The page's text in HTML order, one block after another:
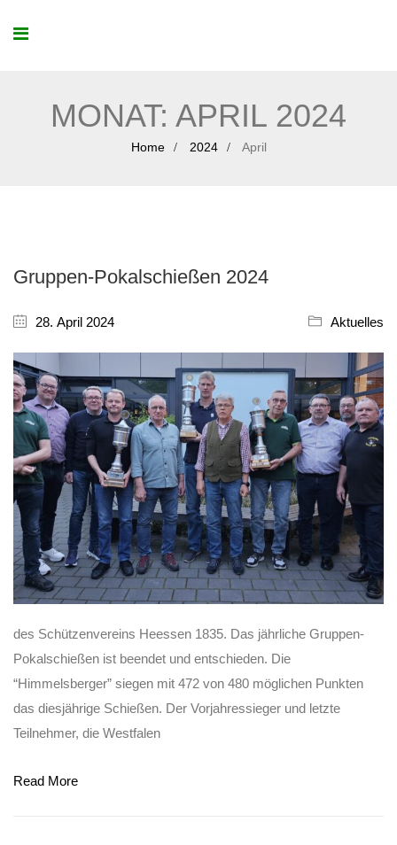
MONAT: APRIL 2024
Home 2024 April
Gruppen-Pokalschießen 2024
28. April 2024 Aktuelles
des Schützenvereins Heessen 1835. Das jährliche Gruppen-
Pokalschießen ist beendet und entschieden. Die
“Himmelsberger” siegen mit 472 von 480 möglichen Punkten
das diesjährige Schießen. Der Vorjahressieger und letzte
Teilnehmer, die Westfalen
Read More